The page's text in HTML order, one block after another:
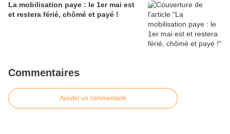
La mobilisation paye : le 1er mai est
et restera férié, chômé et payé !
Commentaires
Ajouter un commentaire